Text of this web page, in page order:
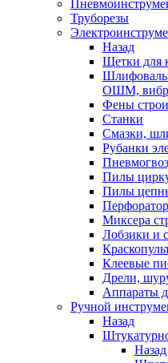
Труборезы
Назад
Щетки для
ОШМ,
Фены
Станки
Смазки,
Рубанки
Пилы
Пилы
Миксера
Лобзики и
Клеевые
Дрели,
Аппараты
Ручной
Назад
Назад